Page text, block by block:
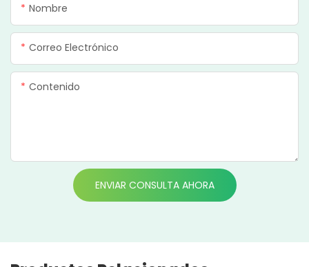
Nombre
Correo Electrónico
Contenido
ENVIAR CONSULTA AHORA